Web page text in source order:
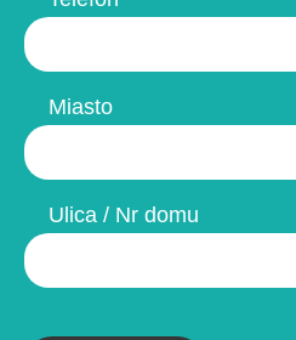
Miasto
Ulica / Nr domu